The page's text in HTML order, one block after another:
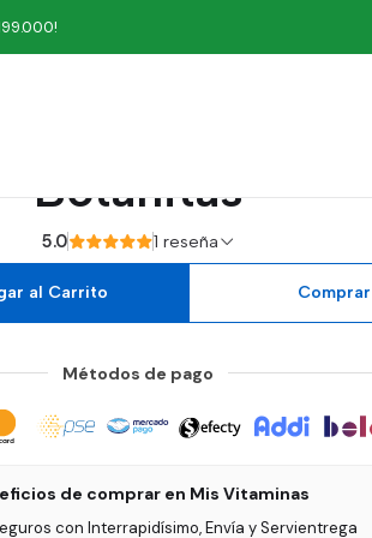
Crema
Botanitas
5.0 1 reseña
al Carrito
Métodos de pago
de comprar en Mis Vitaminas
con Interrapidísimo, Envía y Servientrega